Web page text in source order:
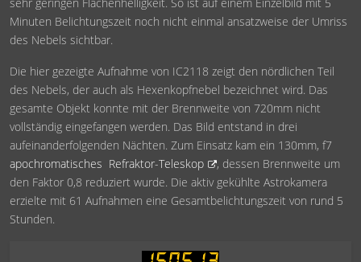
Minuten Belichtungszeit noch nicht einmal ansatzweise der Umriss
des Nebels sichtbar.
Die hier gezeigte Aufnahme von IC2118 zeigt den nördlichen Teil
des Nebels, der auch als Hexenkopfnebel bezeichnet wird. Das
gesamte Objekt konnte mit der Brennweite von 720mm nicht
vollständig eingefangen werden. Das Bild entstand in drei
aufeinanderfolgenden Nächten. Zum Einsatz kam ein 130mm, f7
apochromatisches Refraktor-Teleskop
, dessen Brennweite um
den Faktor 0,8 reduziert wurde. Die aktiv gekühlte Astrokamera
erzielte mit 61 Aufnahmen eine Gesamtbelichtungszeit von rund 5
Stunden.